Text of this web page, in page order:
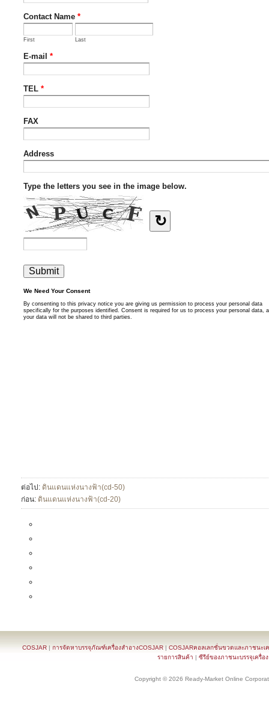
ต่อไป: ดินแดนแห่งนางฟ้า(cd-50)
ก่อน: ดินแดนแห่งนางฟ้า(cd-20)
COSJAR | การจัดหาบรรจุภัณฑ์เครื่องสำอางCOSJAR | COSJARคอลเลกชั่นขวดและภาชนะเ
รายการสินค้า | ซีรีย์ของภาชนะบรรจุเครื่อ
Copyright © 2026 Ready-Market Online